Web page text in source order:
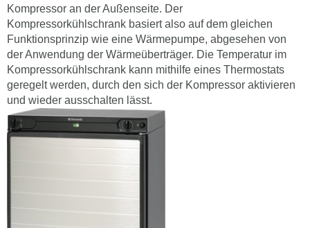
Kompressor an der Außenseite. Der
Kompressorkühlschrank basiert also auf dem gleichen
Funktionsprinzip wie eine Wärmepumpe, abgesehen von
der Anwendung der Wärmeüberträger. Die Temperatur im
Kompressorkühlschrank kann mithilfe eines Thermostats
geregelt werden, durch den sich der Kompressor aktivieren
und wieder ausschalten lässt.